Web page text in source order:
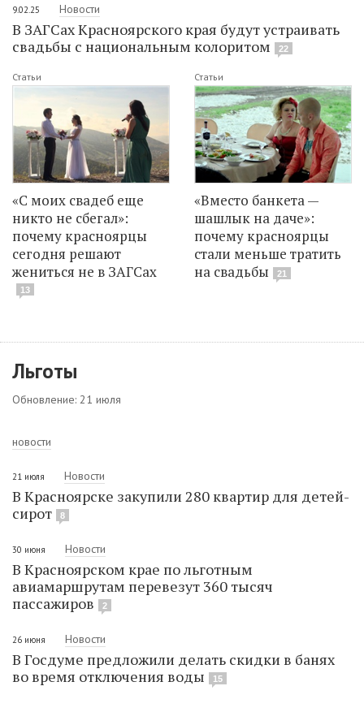
9.02.25 Новости
В ЗАГСах Красноярского края будут устраивать
свадьбы с национальным колоритом
22
Статьи
«С моих свадеб еще
никто не сбегал»:
почему красноярцы
сегодня решают
жениться не в ЗАГСах
13
Статьи
«Вместо банкета —
шашлык на даче»:
почему красноярцы
стали меньше тратить
на свадьбы
21
Льготы
Обновление: 21 июля
новости
21 июля Новости
В Красноярске закупили 280 квартир для детей-
сирот
8
30 июня Новости
В Красноярском крае по льготным
авиамаршрутам перевезут 360 тысяч
пассажиров
2
26 июня Новости
В Госдуме предложили делать скидки в банях
во время отключения воды
15